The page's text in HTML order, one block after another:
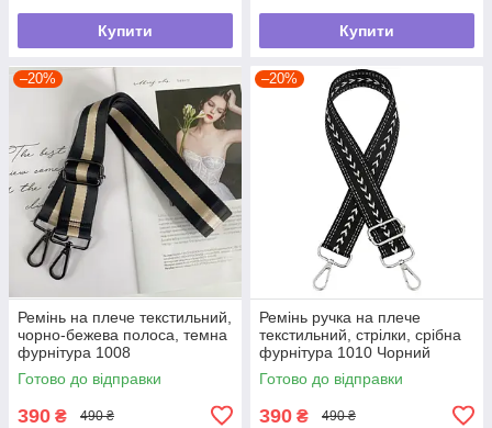
Купити Купити
–20%
Ремінь на плече текстильний,
чорно-бежева полоса, темна
фурнітура 1008
Готово до відправки
390 ₴ 490 ₴
–20%
Ремінь ручка на плече
текстильний, стрілки, срібна
фурнітура 1010 Чорний
Готово до відправки
390 ₴ 490 ₴